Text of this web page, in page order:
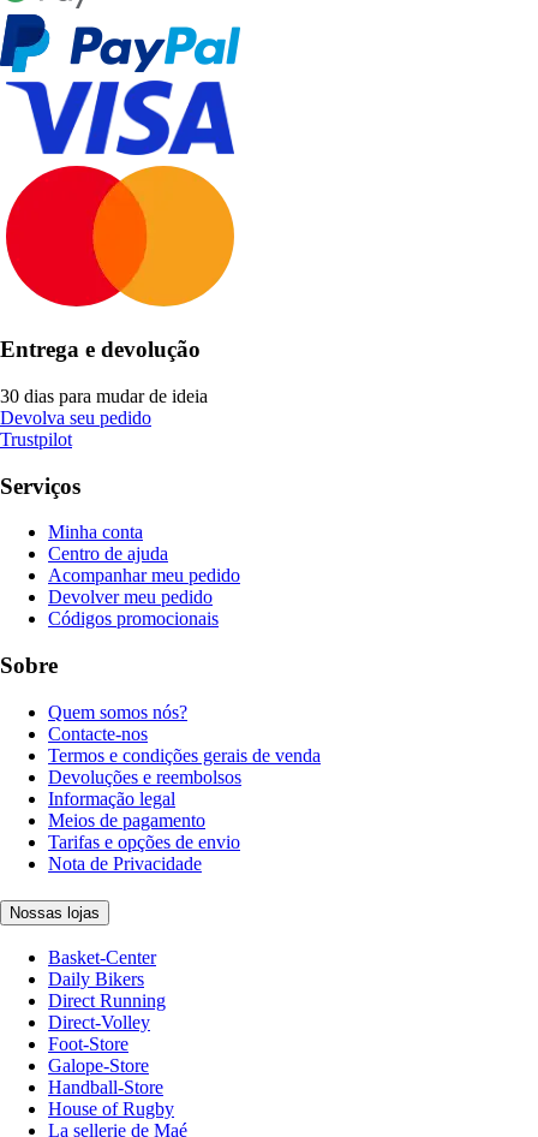
Entrega e devolução
30 dias para mudar de ideia
Devolva seu pedido
Trustpilot
Serviços
Minha conta
Centro de ajuda
Acompanhar meu pedido
Devolver meu pedido
Códigos promocionais
Sobre
Quem somos nós?
Contacte-nos
Termos e condições gerais de venda
Devoluções e reembolsos
Informação legal
Meios de pagamento
Tarifas e opções de envio
Nota de Privacidade
Nossas lojas
Basket-Center
Daily Bikers
Direct Running
Direct-Volley
Foot-Store
Galope-Store
Handball-Store
House of Rugby
La sellerie de Maé